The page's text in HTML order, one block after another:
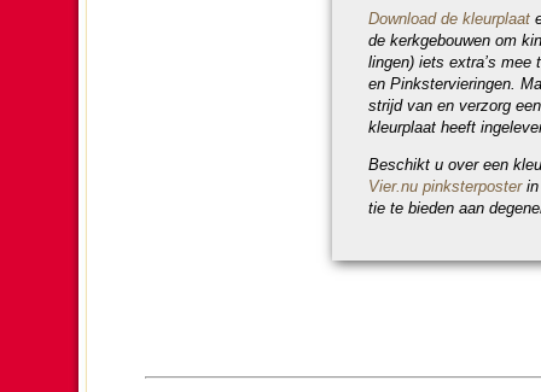
Download de kleurplaat
de kerk­ge­bouwen om
lingen) iets extra’s mee
en Pinkster­vie­ringen.
strijd van en ver­zorg
kleurplaat heeft
Beschikt u over een
Vier.nu pinkster­poster
tie te bie­den aan